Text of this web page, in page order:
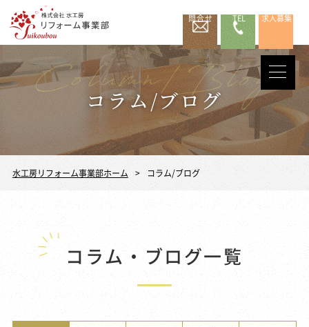
問合せ TEL 求人募集
コラム/ブログ
水工房リフォーム事業部ホーム コラム/ブログ
コラム・ブログ一覧